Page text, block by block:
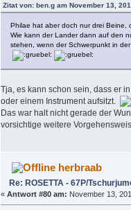
Zitat von: ben.g am November 13,
Philae hat aber doch nur drei Beine,
Wie kann der Lander dann auf den
stehen, wenn der Schwerpunkt in
Tja, es kann schon sein, dass er
oder einem Instrument aufsitzt.
Das war halt nicht gerade der
vorsichtige weitere
herbraab
Re: ROSETTA - 67P/
« Antwort #80 am: November 13,